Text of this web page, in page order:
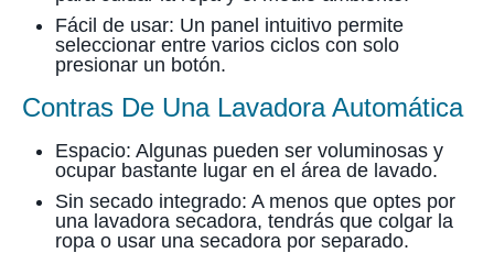
Fácil de usar: Un panel intuitivo permite
seleccionar entre varios ciclos con solo
presionar un botón.
Contras De Una Lavadora Automática
Espacio: Algunas pueden ser voluminosas y
ocupar bastante lugar en el área de lavado.
Sin secado integrado: A menos que optes por
una lavadora secadora, tendrás que colgar la
ropa o usar una secadora por separado.